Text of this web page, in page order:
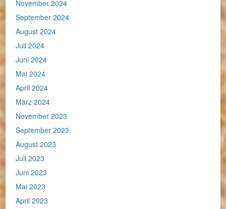
November 2024
September 2024
August 2024
Juli 2024
Juni 2024
Mai 2024
April 2024
März 2024
November 2023
September 2023
August 2023
Juli 2023
Juni 2023
Mai 2023
April 2023